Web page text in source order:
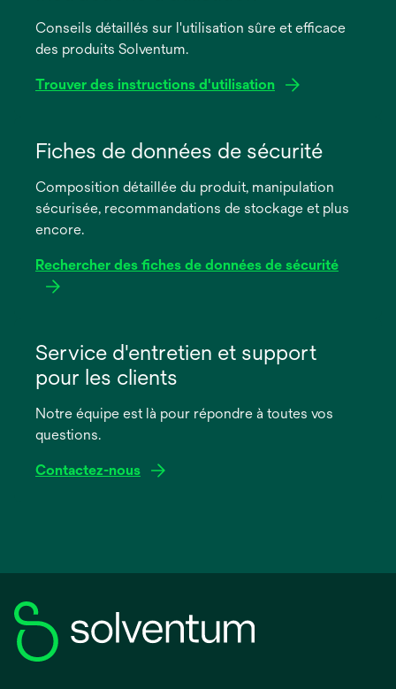
Conseils détaillés sur l'utilisation sûre et efficace
des produits Solventum.
Trouver des instructions d'utilisation
dans
nouvel
onglet
Fiches de données de sécurité
Composition détaillée du produit, manipulation
sécurisée, recommandations de stockage et plus
encore.
Rechercher des fiches de données de sécurité
dans
nouvel
onglet
Service d'entretien et support
pour les clients
Notre équipe est là pour répondre à toutes vos
questions.
Contactez-nous